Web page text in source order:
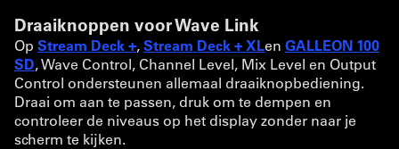
Draaiknoppen voor Wave Link
Op Stream Deck +,Stream Deck + XLen GALLEON 100
SD, Wave Control, Channel Level, Mix Level en Output
Control ondersteunen allemaal draaiknopbediening.
Draai om aan te passen, druk om te dempen en
controleer de niveaus op het display zonder naar je
scherm te kijken.